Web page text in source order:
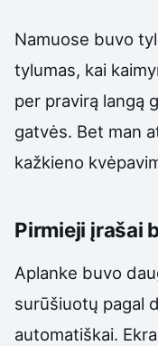
Namuose buvo
tylumas, kai
per pravirą langą
gatvės. Bet man
kažkieno
Pirmieji įrašai
Aplanke buvo
surūšiuotų pagal
automatiškai.